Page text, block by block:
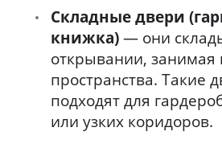
Складные двери
книжка)— они
открывании,
пространства. Такие
подходят для
или узких коридоров.